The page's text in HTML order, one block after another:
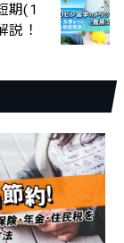
期(1
説！